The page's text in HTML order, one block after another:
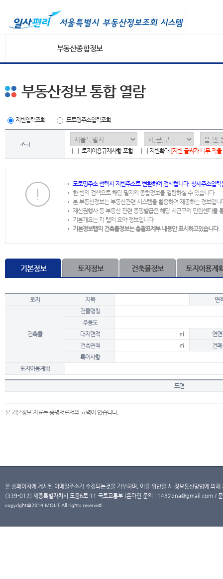
부동산종합정보
부동산정보 통합 열람
지번입력조회 도로명주소입력조회
조회
토지이용규제사항 포함
지번확대 [지번 글씨가 너무 작
도로명주소 선택시 지번주소로 변환하여 검색합니다. 상세주소입
한 번의 검색으로 해당 필지의 종합정보를 열람하실 수 있습니다.
본 부동산정보는 부동산관련 시스템을 활용하여 제공하는 정보입니
재산권행사 등 부동산 관련 증명발급은 해당 시군구의 민원센터를
기본개요는 각 탭의 요약 정보입니다.
기본정보탭의 건축물정보는 총괄표제부 내용만 표시하고있습니다.
기본정보 토지정보 건축물정보 토지이용계
토지 지목 면
건축물
건물명칭
주용도
대지면적
㎡
연
건축면적
㎡
건
특이사항
토지이용계획
도면
본 기본정보 자료는 증명서로서의 효력이 없습니다.
본 홈페이지에 게시된 이메일주소가 수집되는것을 거부하며, 이를 위반할 시 정보통신망법에 의
(339-012) 세종특별자치시 도움6로 11 국토교통부 (온라인 문의 : 1482qna@gmail.com /
copyright@2014 MOLIT All rights reserved.